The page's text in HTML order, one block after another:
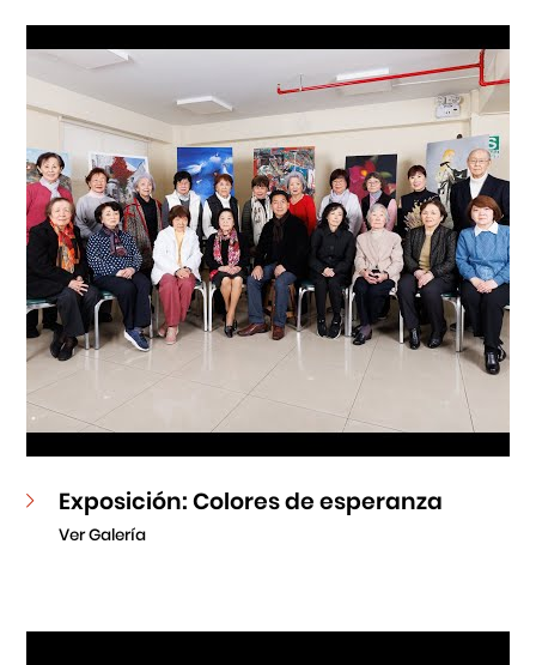
Cursos
Museo de la Inmigración Japonesa
Fondo Editorial
Teatro Peruano Japonés
Exposición: Colores de esperanza
Ver Galería